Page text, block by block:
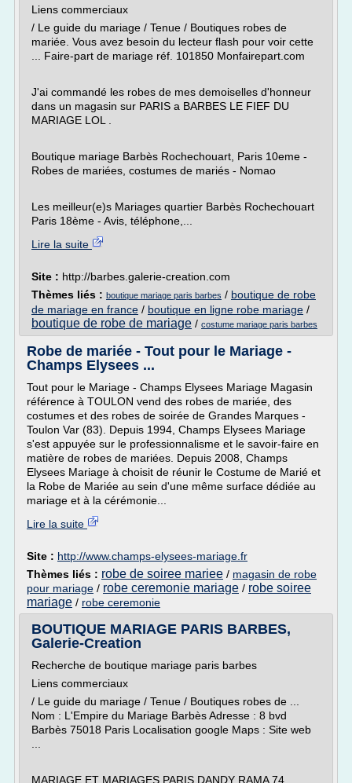
Liens commerciaux
/ Le guide du mariage / Tenue / Boutiques robes de
mariée. Vous avez besoin du lecteur flash pour voir cette
... Faire-part de mariage réf. 101850 Monfairepart.com
J'ai commandé les robes de mes demoiselles d'honneur
dans un magasin sur PARIS a BARBES LE FIEF DU
MARIAGE LOL .
Boutique mariage Barbès Rochechouart, Paris 10eme -
Robes de mariées, costumes de mariés - Nomao
Les meilleur(e)s Mariages quartier Barbès Rochechouart
Paris 18ème - Avis, téléphone,...
Lire la suite
Site : http://barbes.galerie-creation.com
Thèmes liés : boutique mariage paris barbes / boutique de robe
de mariage en france / boutique en ligne robe mariage /
boutique de robe de mariage / costume mariage paris barbes
Robe de mariée - Tout pour le Mariage -
Champs Elysees ...
Tout pour le Mariage - Champs Elysees Mariage Magasin
référence à TOULON vend des robes de mariée, des
costumes et des robes de soirée de Grandes Marques -
Toulon Var (83). Depuis 1994, Champs Elysees Mariage
s'est appuyée sur le professionnalisme et le savoir-faire en
matière de robes de mariées. Depuis 2008, Champs
Elysees Mariage à choisit de réunir le Costume de Marié et
la Robe de Mariée au sein d'une même surface dédiée au
mariage et à la cérémonie...
Lire la suite
Site : http://www.champs-elysees-mariage.fr
Thèmes liés : robe de soiree mariee / magasin de robe
pour mariage / robe ceremonie mariage / robe soiree
mariage / robe ceremonie
BOUTIQUE MARIAGE PARIS BARBES,
Galerie-Creation
Recherche de boutique mariage paris barbes
Liens commerciaux
/ Le guide du mariage / Tenue / Boutiques robes de ...
Nom : L'Empire du Mariage Barbès Adresse : 8 bvd
Barbès 75018 Paris Localisation google Maps : Site web
MARIAGE ET MARIAGES PARIS DANDY RAMA 74